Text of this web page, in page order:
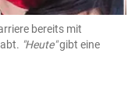
bereits mit
"Heute"gibt eine